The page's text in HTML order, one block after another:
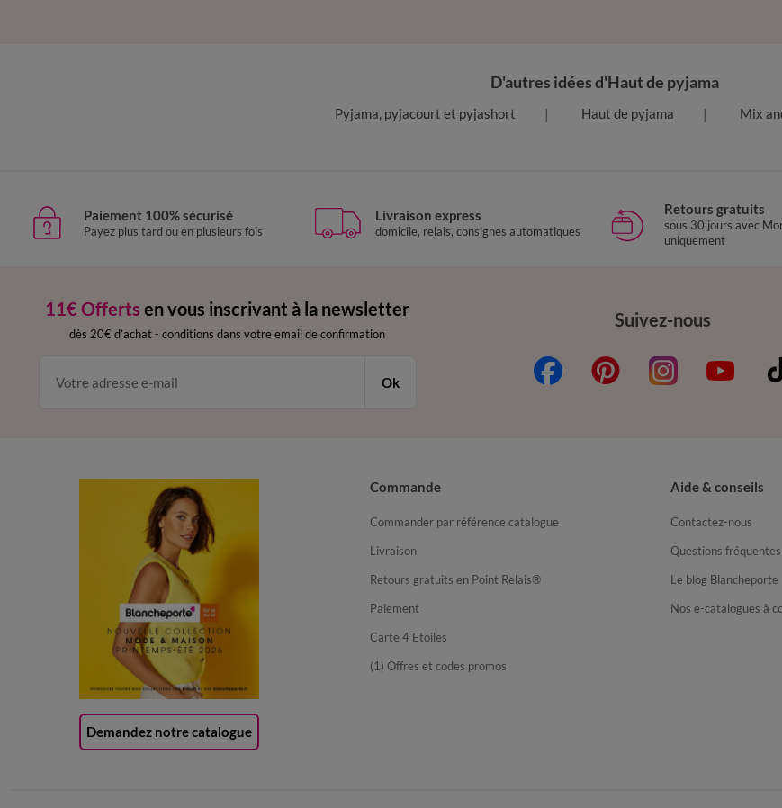
D'autres idées d'Haut de pyjama
Pyjama, pyjacourt et pyjashort Haut de pyjama Mix
Paiement 100% sécurisé
Payez plus tard ou en plusieurs fois
Livraison express
domicile, relais, consignes automatiques
Retours gratuits
sous 30 jours avec
uniquement
11€ Offerts en vous inscrivant à la newsletter
dès 20€ d’achat - conditions dans votre email de confirmation
Ok
Suivez-nous
Demandez notre catalogue
Commande
Commander par référence catalogue
Livraison
Retours gratuits en Point Relais®
Paiement
Carte 4 Etoiles
(1) Offres et codes promos
Aide & conseils
Contactez-nous
Questions fréquentes
Le blog Blancheporte
Nos e-catalogues à